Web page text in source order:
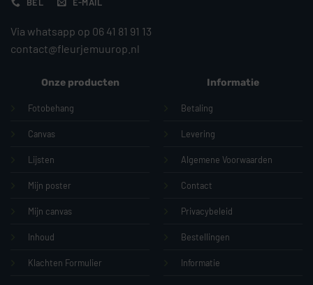
BEL E-MAIL
Via whatsapp op 06 41 81 91 13
contact@fleurjemuurop.nl
Onze producten
Fotobehang
Canvas
Lijsten
Mijn poster
Mijn canvas
Inhoud
Klachten Formulier
Informatie
Betaling
Levering
Algemene Voorwaarden
Contact
Privacybeleid
Bestellingen
Informatie